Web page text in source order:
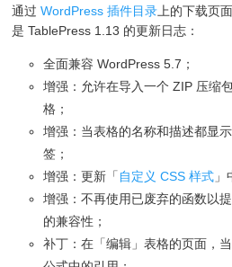
通过WordPress 插件目录上的下载页
是 TablePress 1.13 的更新日志：
全面兼容 WordPress 5.7；
增强：允许在导入一个 ZIP 压缩
格；
增强：当表格的名称和描述都显
签；
增强：更新「 自定义 CSS 样式
增强：不再使用已废弃的函数以
的兼容性；
补丁：在「编辑」表格的页面，